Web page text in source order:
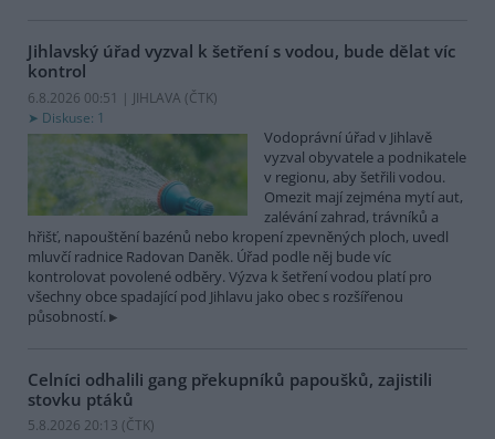
Jihlavský úřad vyzval k šetření s vodou, bude dělat víc
kontrol
6.8.2026 00:51 | JIHLAVA (ČTK)
Diskuse: 1
Vodoprávní úřad v Jihlavě
vyzval obyvatele a podnikatele
v regionu, aby šetřili vodou.
Omezit mají zejména mytí aut,
zalévání zahrad, trávníků a
hřišť, napouštění bazénů nebo kropení zpevněných ploch, uvedl
mluvčí radnice Radovan Daněk. Úřad podle něj bude víc
kontrolovat povolené odběry. Výzva k šetření vodou platí pro
všechny obce spadající pod Jihlavu jako obec s rozšířenou
působností.
Celníci odhalili gang překupníků papoušků, zajistili
stovku ptáků
5.8.2026 20:13 (ČTK)